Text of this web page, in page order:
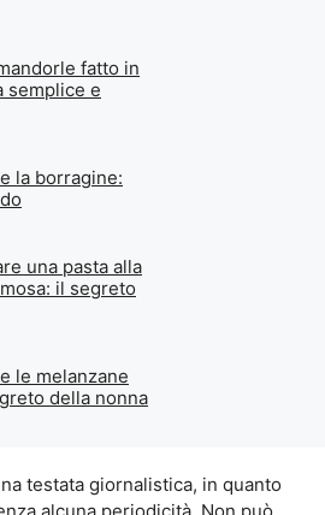
fatto in
semplice e
la borragine:
una pasta alla
il segreto
le melanzane
della nonna
testata giornalistica, in quanto